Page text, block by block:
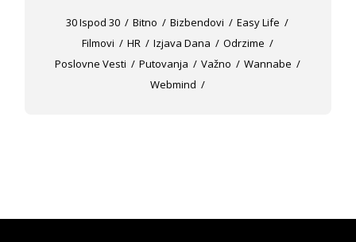
30 Ispod 30 Bitno Bizbendovi
Easy Life
Filmovi
HR Izjava Dana
Odrzime
Poslovne Vesti
Putovanja Važno
Wannabe
Webmind